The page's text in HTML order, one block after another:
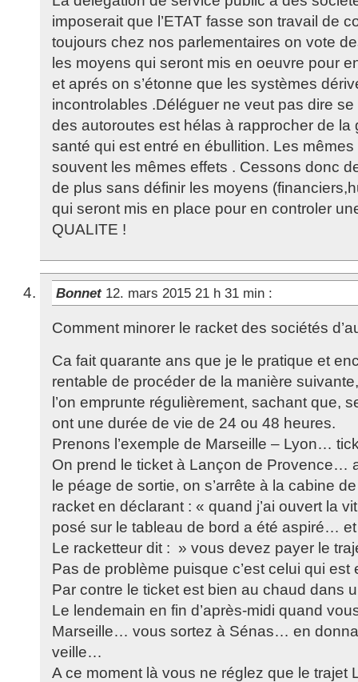
imposerait que l’ETAT fasse son travail de
toujours chez nos parlementaires on vote
les moyens qui seront mis en oeuvre pour
et aprés on s’étonne que les systèmes
incontrolables .Déléguer ne veut pas dire
des autoroutes est hélas à rapprocher de la
santé qui est entré en ébullition. Les
souvent les mêmes effets . Cessons donc
de plus sans définir les moyens
qui seront mis en place pour en controler
QUALITE !
Bonnet 12. mars 2015 21 h 31 min :
Comment minorer le racket des sociétés
Ca fait quarante ans que je le pratique et
rentable de procéder de la manière
l’on emprunte régulièrement, sachant que,
ont une durée de vie de 24 ou 48 heures.
Prenons l’exemple de Marseille – Lyon…
On prend le ticket à Lançon de Provence…
le péage de sortie, on s’arrête à la cabine
racket en déclarant : « quand j’ai ouvert la
posé sur le tableau de bord a été aspiré…
Le racketteur dit : » vous devez payer le
Pas de problème puisque c’est celui qui est
Par contre le ticket est bien au chaud dans
Le lendemain en fin d’après-midi quand
Marseille… vous sortez à Sénas… en
veille…
A ce moment là vous ne réglez que le trajet